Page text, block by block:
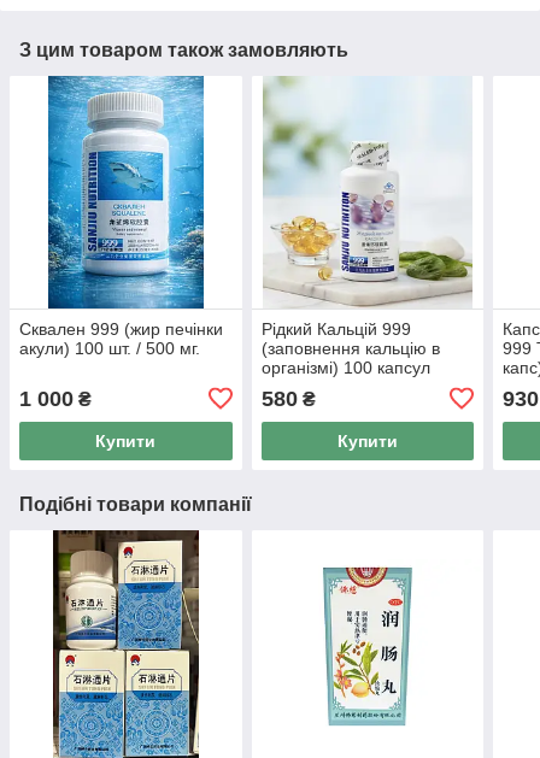
З цим товаром також замовляють
Сквален 999 (жир печінки
акули) 100 шт. / 500 мг.
1 000 ₴
Купити
Рідкий Кальцій 999
(заповнення кальцію в
організмі) 100 капсул
580₴
Купити
999
930
Подібні товари компанії